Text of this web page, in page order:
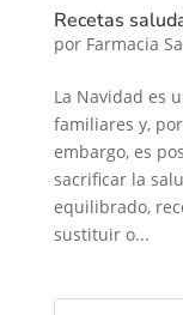
Recetas
por Farmacia
La Navidad es
familiares y,
embargo, es
sacrificar la
equilibrado,
sustituir o...